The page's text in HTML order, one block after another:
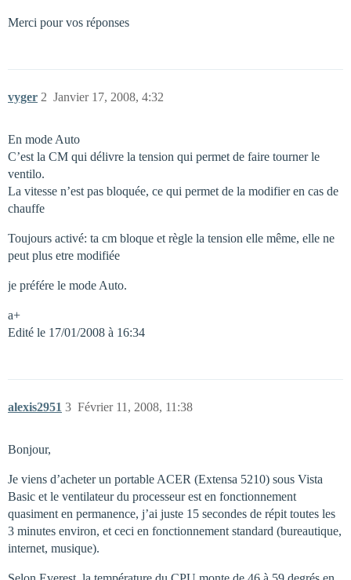
Merci pour vos réponses
vyger Janvier 17, 2008, 4:32
2
En mode Auto
C’est la CM qui délivre la tension qui permet de faire tourner le
ventilo.
La vitesse n’est pas bloquée, ce qui permet de la modifier en cas de
chauffe
Toujours activé: ta cm bloque et règle la tension elle même, elle ne
peut plus etre modifiée
je préfére le mode Auto.
a+
Edité le 17/01/2008 à 16:34
alexis2951 Février 11, 2008, 11:38
3
Bonjour,
Je viens d’acheter un portable ACER (Extensa 5210) sous Vista
Basic et le ventilateur du processeur est en fonctionnement
quasiment en permanence, j’ai juste 15 secondes de répit toutes les
3 minutes environ, et ceci en fonctionnement standard (bureautique,
internet, musique).